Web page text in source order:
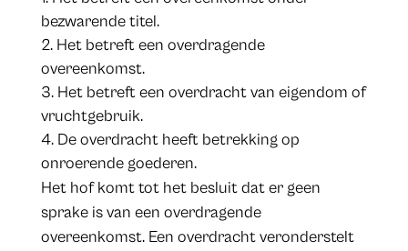
bezwarende titel.
Het betreft een overdragende
overeenkomst.
Het betreft een overdracht van eigendom of
vruchtgebruik.
De overdracht heeft betrekking op
onroerende goederen.
Het hof komt tot het besluit dat er geen
sprake is van een overdragende
overeenkomst. Een overdracht veronderstelt